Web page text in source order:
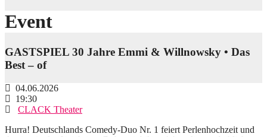
Event
GASTSPIEL 30 Jahre Emmi & Willnowsky • Das
Best – of
04.06.2026
19:30
CLACK Theater
Hurra! Deutschlands Comedy-Duo Nr. 1 feiert Perlenhochzeit und